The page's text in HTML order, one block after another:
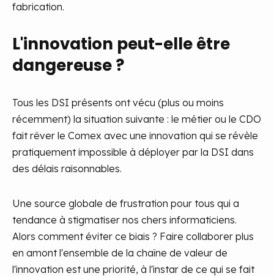
fabrication.
L'innovation peut-elle être
dangereuse ?
Tous les DSI présents ont vécu (plus ou moins
récemment) la situation suivante : le métier ou le CDO
fait rêver le Comex avec une innovation qui se révèle
pratiquement impossible à déployer par la DSI dans
des délais raisonnables.
Une source globale de frustration pour tous qui a
tendance à stigmatiser nos chers informaticiens.
Alors comment éviter ce biais ? Faire collaborer plus
en amont l'ensemble de la chaîne de valeur de
l'innovation est une priorité, à l'instar de ce qui se fait